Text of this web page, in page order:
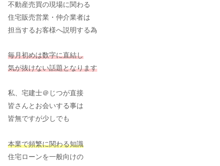
不動産売買の現場に関わる
住宅販売営業・仲介業者は
担当するお客様へ説明する為
毎月初めは数字に直結し
気が抜けない話題となります
私、宅建士＠じつが直接
皆さんとお会いする事は
皆無ですが少しでも
本業で頻繁に関わる知識
住宅ローンを一般向けの